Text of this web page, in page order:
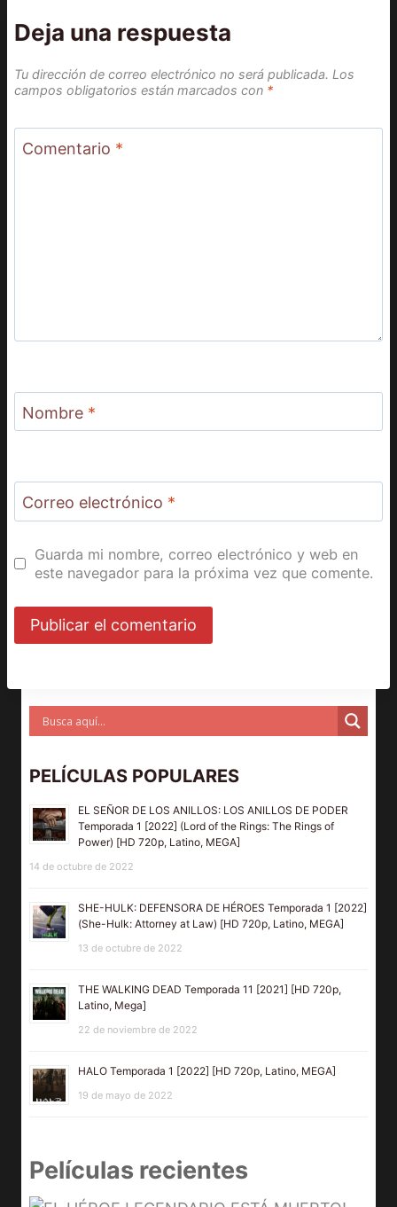
Deja una respuesta
Tu dirección de correo electrónico no será publicada. Los
campos obligatorios están marcados con *
Comentario *
Nombre *
Correo electrónico *
Guarda mi nombre, correo electrónico y web en
este navegador para la próxima vez que comente.
PELÍCULAS POPULARES
EL SEÑOR DE LOS ANILLOS: LOS ANILLOS DE PODER
Temporada 1 [2022] (Lord of the Rings: The Rings of
Power) [HD 720p, Latino, MEGA]
14 de octubre de 2022
SHE-HULK: DEFENSORA DE HÉROES Temporada 1 [2022]
(She-Hulk: Attorney at Law) [HD 720p, Latino, MEGA]
13 de octubre de 2022
THE WALKING DEAD Temporada 11 [2021] [HD 720p,
Latino, Mega]
22 de noviembre de 2022
HALO Temporada 1 [2022] [HD 720p, Latino, MEGA]
19 de mayo de 2022
Películas recientes